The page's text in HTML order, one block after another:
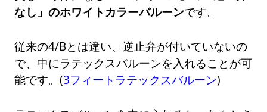
なし」のホワイトカラーバルーンです。
従来の4/Bとは違い、逆止弁が付いていないの
で、中にラテックスバルーンを入れることが可
能です。(3フィートラテックスバルーン)